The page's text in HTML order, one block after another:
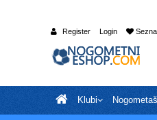
Register Login
Klubi